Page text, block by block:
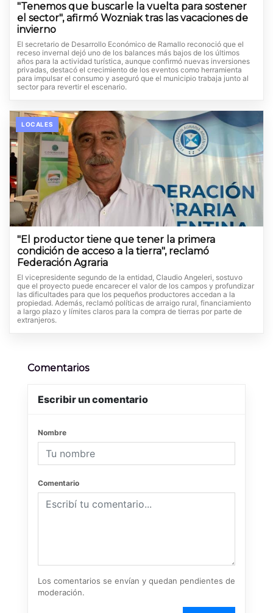
"Tenemos que buscarle la vuelta para sostener
el sector", afirmó Wozniak tras las vacaciones de
invierno
El secretario de Desarrollo Económico de Ramallo reconoció que el
receso invernal dejó uno de los balances más bajos de los últimos
años para la actividad turística, aunque confirmó nuevas inversiones
privadas, destacó el crecimiento de los eventos como herramienta
para impulsar el consumo y aseguró que el municipio trabaja junto al
sector para revertir el escenario.
LOCALES
"El productor tiene que tener la primera
condición de acceso a la tierra", reclamó
Federación Agraria
El vicepresidente segundo de la entidad, Claudio Angeleri, sostuvo
que el proyecto puede encarecer el valor de los campos y profundizar
las dificultades para que los pequeños productores accedan a la
propiedad. Además, reclamó políticas de arraigo rural, financiamiento
a largo plazo y límites claros para la compra de tierras por parte de
extranjeros.
Comentarios
Escribir un comentario
Nombre
Comentario
Los comentarios se envían y quedan pendientes de
moderación.